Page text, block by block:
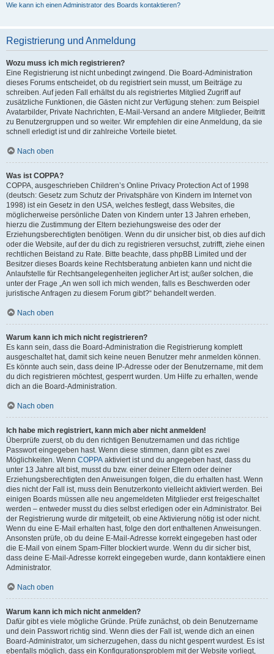
Wie kann ich einen Administrator des Boards kontaktieren?
Registrierung und Anmeldung
Wozu muss ich mich registrieren?
Eine Registrierung ist nicht unbedingt zwingend. Die Board-Administration
dieses Forums entscheidet, ob du registriert sein musst, um Beiträge zu
schreiben. Auf jeden Fall erhältst du als registriertes Mitglied Zugriff auf
zusätzliche Funktionen, die Gästen nicht zur Verfügung stehen: zum Beispiel
Avatarbilder, Private Nachrichten, E-Mail-Versand an andere Mitglieder, Beitritt
zu Benutzergruppen und so weiter. Wir empfehlen dir eine Anmeldung, da sie
schnell erledigt ist und dir zahlreiche Vorteile bietet.
Nach oben
Was ist COPPA?
COPPA, ausgeschrieben Children’s Online Privacy Protection Act of 1998
(deutsch: Gesetz zum Schutz der Privatsphäre von Kindern im Internet von
1998) ist ein Gesetz in den USA, welches festlegt, dass Websites, die
möglicherweise persönliche Daten von Kindern unter 13 Jahren erheben,
hierzu die Zustimmung der Eltern beziehungsweise des oder der
Erziehungsberechtigten benötigen. Wenn du dir unsicher bist, ob dies auf dich
oder die Website, auf der du dich zu registrieren versuchst, zutrifft, ziehe einen
rechtlichen Beistand zu Rate. Bitte beachte, dass phpBB Limited und der
Besitzer dieses Boards keine Rechtsberatung anbieten kann und nicht die
Anlaufstelle für Rechtsangelegenheiten jeglicher Art ist; außer solchen, die
unter der Frage „An wen soll ich mich wenden, falls es Beschwerden oder
juristische Anfragen zu diesem Forum gibt?“ behandelt werden.
Nach oben
Warum kann ich mich nicht registrieren?
Es kann sein, dass die Board-Administration die Registrierung komplett
ausgeschaltet hat, damit sich keine neuen Benutzer mehr anmelden können.
Es könnte auch sein, dass deine IP-Adresse oder der Benutzername, mit dem
du dich registrieren möchtest, gesperrt wurden. Um Hilfe zu erhalten, wende
dich an die Board-Administration.
Nach oben
Ich habe mich registriert, kann mich aber nicht anmelden!
Überprüfe zuerst, ob du den richtigen Benutzernamen und das richtige
Passwort eingegeben hast. Wenn diese stimmen, dann gibt es zwei
Möglichkeiten. Wenn COPPA aktiviert ist und du angegeben hast, dass du
unter 13 Jahre alt bist, musst du bzw. einer deiner Eltern oder deiner
Erziehungsberechtigten den Anweisungen folgen, die du erhalten hast. Wenn
dies nicht der Fall ist, muss dein Benutzerkonto vielleicht aktiviert werden. Bei
einigen Boards müssen alle neu angemeldeten Mitglieder erst freigeschaltet
werden – entweder musst du dies selbst erledigen oder ein Administrator. Bei
der Registrierung wurde dir mitgeteilt, ob eine Aktivierung nötig ist oder nicht.
Wenn du eine E-Mail erhalten hast, folge den dort enthaltenen Anweisungen.
Ansonsten prüfe, ob du deine E-Mail-Adresse korrekt eingegeben hast oder
die E-Mail von einem Spam-Filter blockiert wurde. Wenn du dir sicher bist,
dass deine E-Mail-Adresse korrekt eingegeben wurde, dann kontaktiere einen
Administrator.
Nach oben
Warum kann ich mich nicht anmelden?
Dafür gibt es viele mögliche Gründe. Prüfe zunächst, ob dein Benutzername
und dein Passwort richtig sind. Wenn dies der Fall ist, wende dich an einen
Board-Administrator, um sicherzugehen, dass du nicht gesperrt wurdest. Es ist
ebenfalls möglich, dass ein Konfigurationsproblem mit der Website vorliegt,